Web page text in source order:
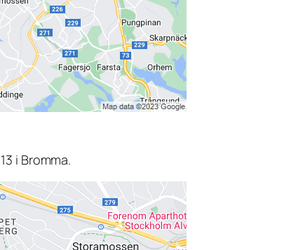
i Bromma.